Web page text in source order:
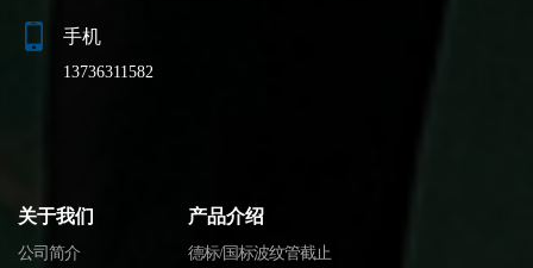
手机
13736311582
关于我们
公司简介
产品介绍
德标/国标波纹管截止